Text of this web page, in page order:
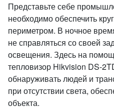
Представьте себе
необходимо обеспечить
периметром. В ночное
не справляться со своей
освещения. Здесь на
тепловизор Hikvision DS-
обнаруживать людей и
при отсутствии света,
объекта.